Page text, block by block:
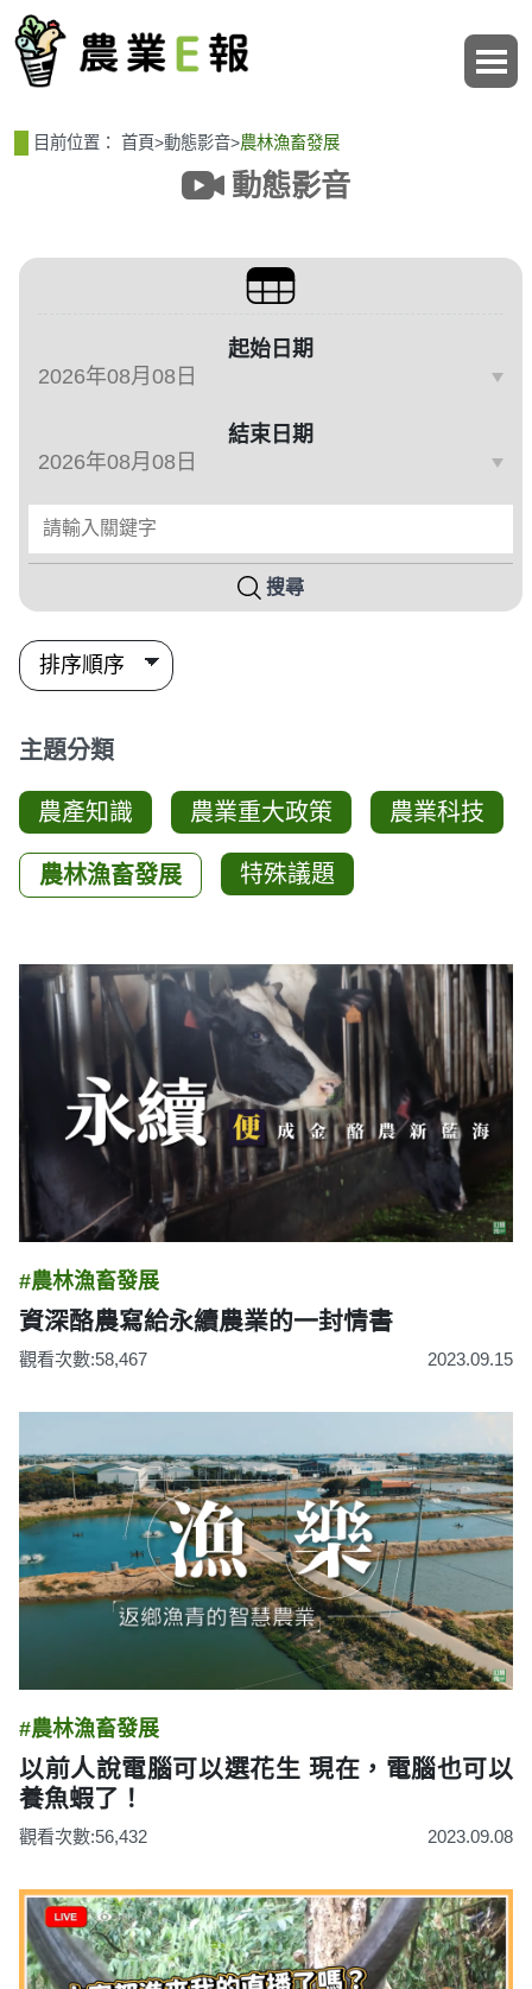
目前位置： 首頁>動態影音>農林漁畜發展
動態影音
篩選、排序與主題分類
起始日期
結束日期
請輸入關鍵字
搜尋
主題分類
農產知識 農業重大政策 農業科技
農林漁畜發展 特殊議題
影音列表
#農林漁畜發展
資深酪農寫給永續農業的一封情書
觀看次數:58,467 2023.09.15
#農林漁畜發展
以前人說電腦可以選花生 現在，電腦也可以
養魚蝦了！
觀看次數:56,432 2023.09.08